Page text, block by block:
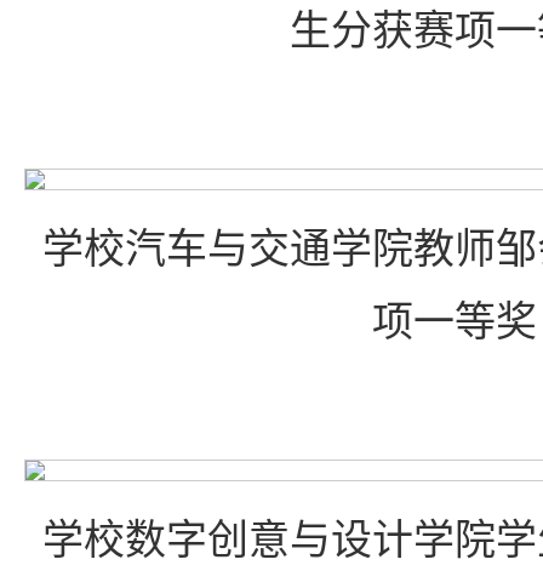
生分获赛项
学校汽车与交通学院教师
项一等奖
学校数字创意与设计学院